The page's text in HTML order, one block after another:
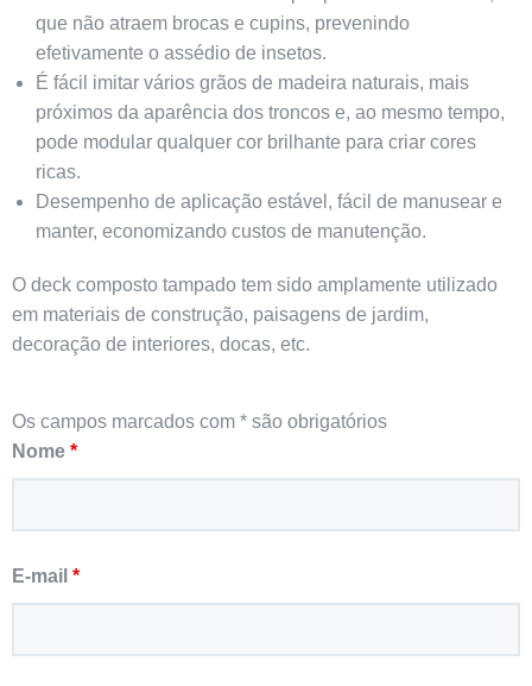
que não atraem brocas e cupins, prevenindo
efetivamente o assédio de insetos.
É fácil imitar vários grãos de madeira naturais, mais
próximos da aparência dos troncos e, ao mesmo tempo,
pode modular qualquer cor brilhante para criar cores
ricas.
Desempenho de aplicação estável, fácil de manusear e
manter, economizando custos de manutenção.
O deck composto tampado tem sido amplamente utilizado
em materiais de construção, paisagens de jardim,
decoração de interiores, docas, etc.
Os campos marcados com * são obrigatórios
Nome *
E-mail *